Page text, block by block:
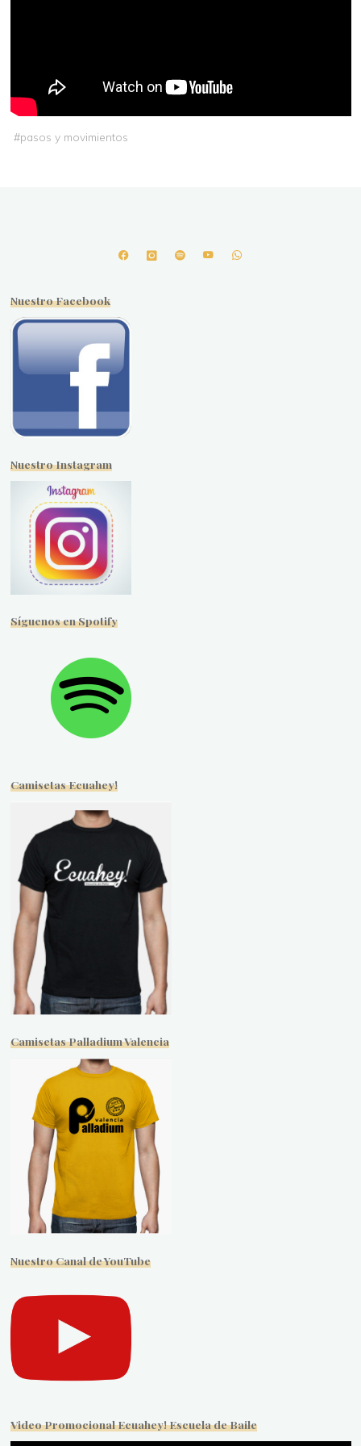
#pasos y movimientos
Nuestro Facebook
Nuestro Instagram
Síguenos en Spotify
Camisetas Ecuahey!
Camisetas Palladium Valencia
Nuestro Canal de YouTube
Video Promocional Ecuahey! Escuela de Baile